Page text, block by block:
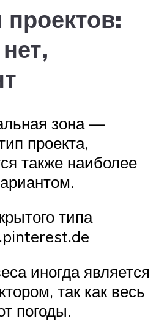
зона —
проекта,
также наиболее
типа
иногда является
так как весь
погоды.